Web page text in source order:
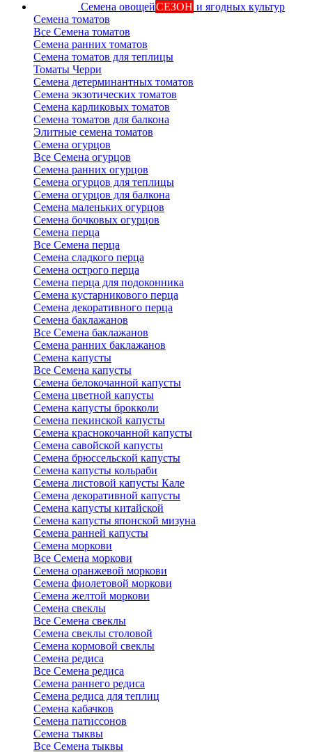
Семена овощейСЕЗОН и ягодных культур
Семена томатов
Все Семена томатов
Семена ранних томатов
Семена томатов для теплицы
Томаты Черри
Семена детерминантных томатов
Семена экзотических томатов
Семена карликовых томатов
Семена томатов для балкона
Элитные семена томатов
Семена огурцов
Все Семена огурцов
Семена ранних огурцов
Семена огурцов для теплицы
Семена огурцов для балкона
Семена маленьких огурцов
Семена бочковых огурцов
Семена перца
Все Семена перца
Семена сладкого перца
Семена острого перца
Семена перца для подоконника
Семена кустарникового перца
Семена декоративного перца
Семена баклажанов
Все Семена баклажанов
Семена ранних баклажанов
Семена капусты
Все Семена капусты
Семена белокочанной капусты
Семена цветной капусты
Семена капусты брокколи
Семена пекинской капусты
Семена краснокочанной капусты
Семена савойской капусты
Семена брюссельской капусты
Семена капусты кольраби
Семена листовой капусты Кале
Семена декоративной капусты
Семена капусты китайской
Семена капусты японской мизуна
Семена ранней капусты
Семена моркови
Все Семена моркови
Семена оранжевой моркови
Семена фиолетовой моркови
Семена желтой моркови
Семена свеклы
Все Семена свеклы
Семена свеклы столовой
Семена кормовой свеклы
Семена редиса
Все Семена редиса
Семена раннего редиса
Семена редиса для теплиц
Семена кабачков
Семена патиссонов
Семена тыквы
Все Семена тыквы